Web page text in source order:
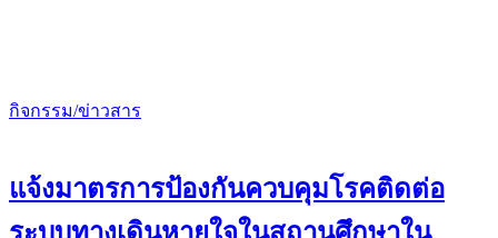
กิจกรรม/ข่าวสาร
แจ้งมาตรการป้องกันควบคุมโรคติดต่อ
ระบบทางเดินหายใจในสถานศึกษาใน